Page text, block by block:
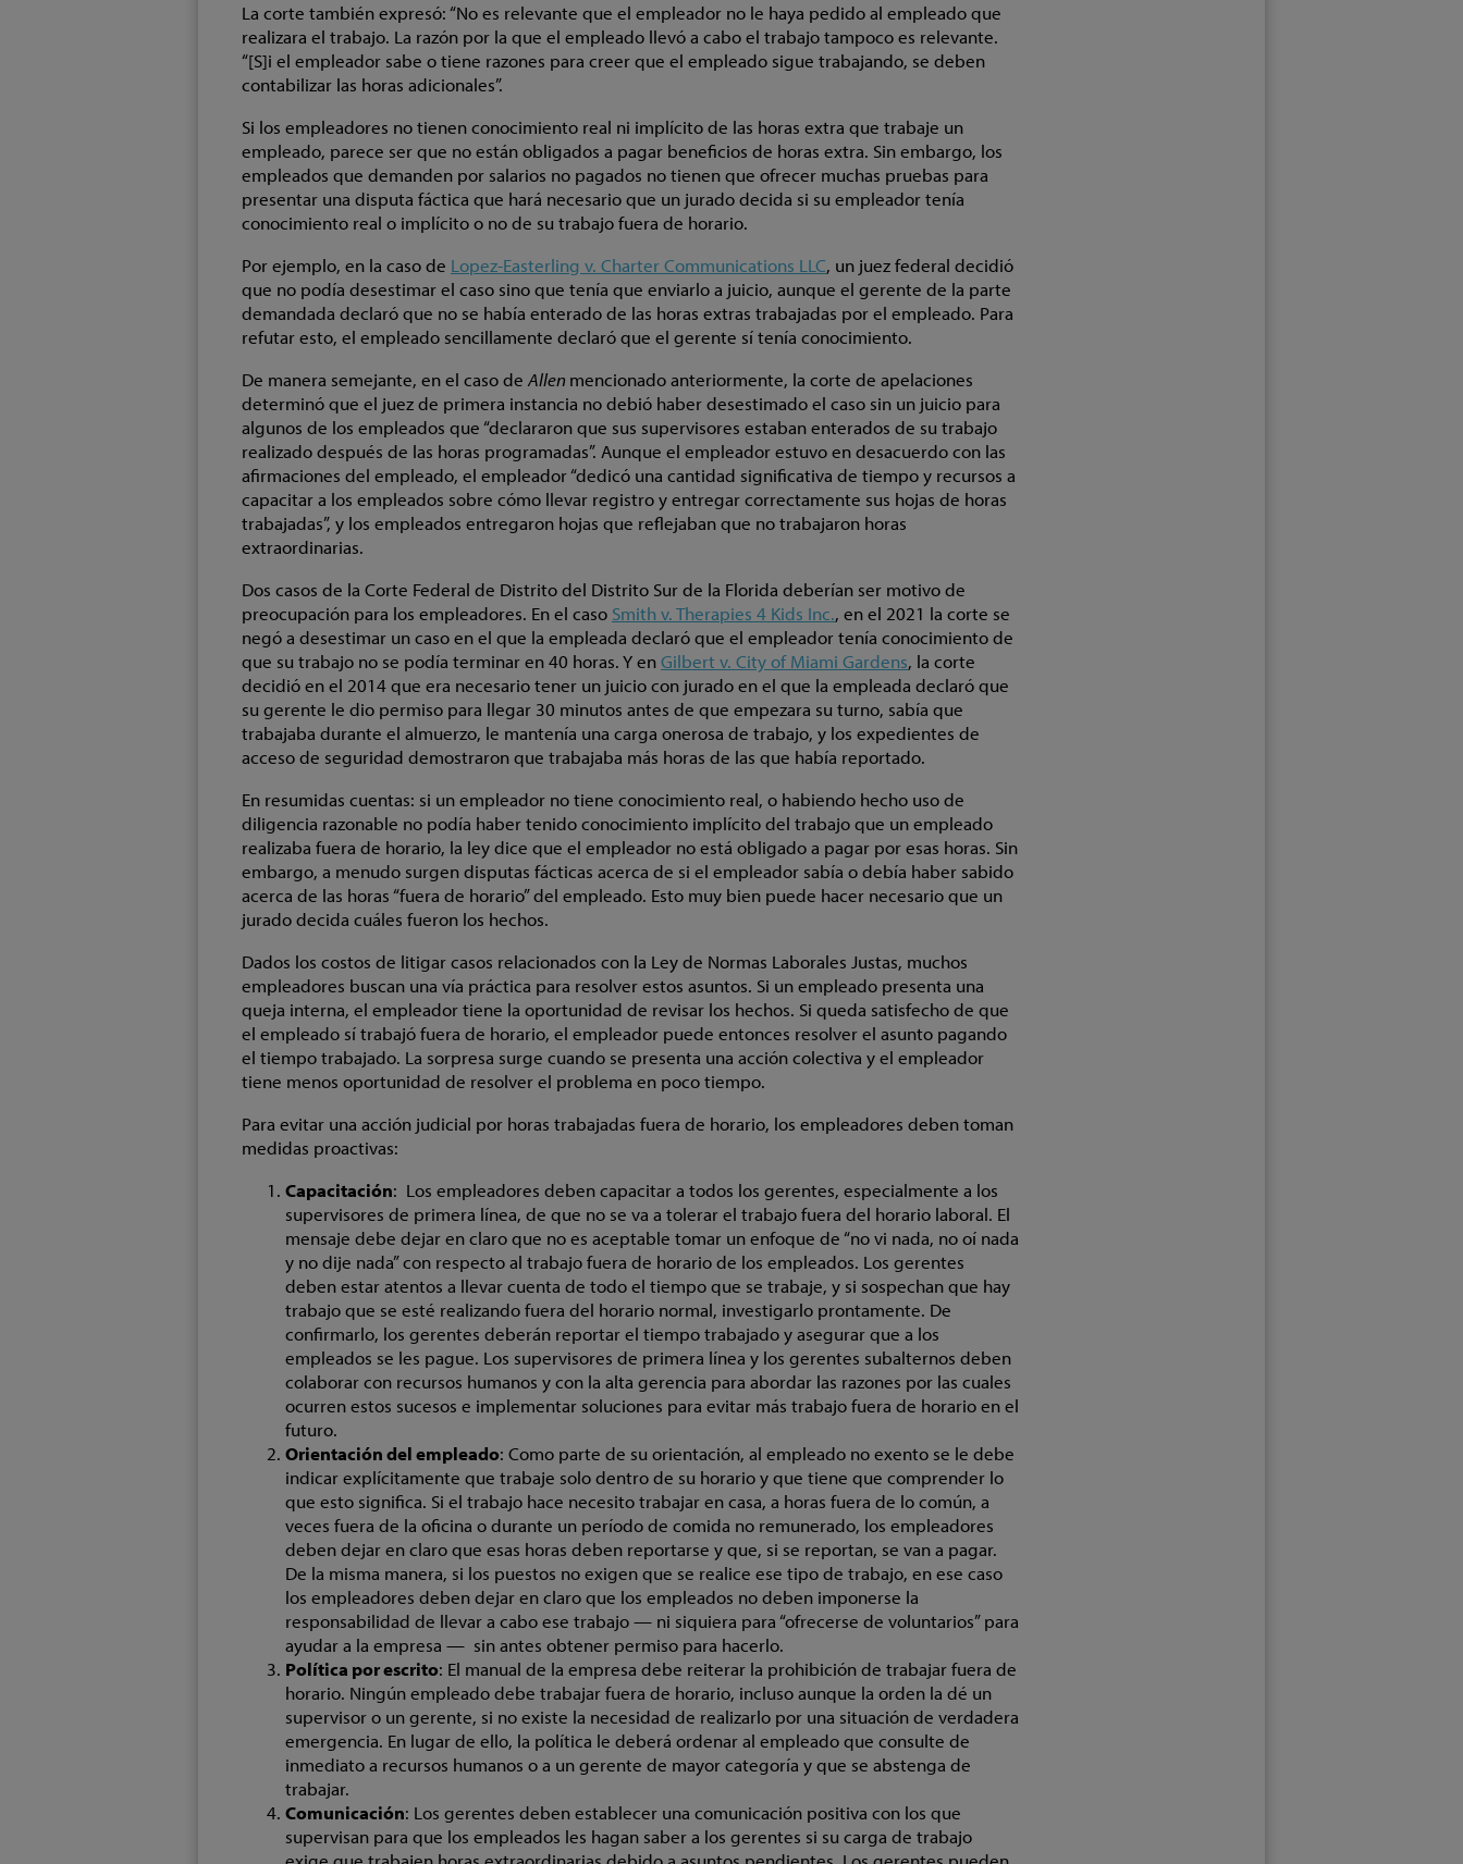
La corte también expresó: “No es relevante que el empleador no le haya pedido al empleado que
realizara el trabajo. La razón por la que el empleado llevó a cabo el trabajo tampoco es relevante.
“[S]i el empleador sabe o tiene razones para creer que el empleado sigue trabajando, se deben
contabilizar las horas adicionales”.
Si los empleadores no tienen conocimiento real ni implícito de las horas extra que trabaje un
empleado, parece ser que no están obligados a pagar beneficios de horas extra. Sin embargo, los
empleados que demanden por salarios no pagados no tienen que ofrecer muchas pruebas para
presentar una disputa fáctica que hará necesario que un jurado decida si su empleador tenía
conocimiento real o implícito o no de su trabajo fuera de horario.
Por ejemplo, en la caso de Lopez-Easterling v. Charter Communications LLC, un juez federal decidió
que no podía desestimar el caso sino que tenía que enviarlo a juicio, aunque el gerente de la parte
demandada declaró que no se había enterado de las horas extras trabajadas por el empleado. Para
refutar esto, el empleado sencillamente declaró que el gerente sí tenía conocimiento.
De manera semejante, en el caso deAllen mencionado anteriormente, la corte de apelaciones
determinó que el juez de primera instancia no debió haber desestimado el caso sin un juicio para
algunos de los empleados que “declararon que sus supervisores estaban enterados de su trabajo
realizado después de las horas programadas”. Aunque el empleador estuvo en desacuerdo con las
afirmaciones del empleado, el empleador “dedicó una cantidad significativa de tiempo y recursos a
capacitar a los empleados sobre cómo llevar registro y entregar correctamente sus hojas de horas
trabajadas”, y los empleados entregaron hojas que reflejaban que no trabajaron horas
extraordinarias.
Dos casos de la Corte Federal de Distrito del Distrito Sur de la Florida deberían ser motivo de
preocupación para los empleadores. En el caso Smith v. Therapies 4 Kids Inc., en el 2021 la corte se
negó a desestimar un caso en el que la empleada declaró que el empleador tenía conocimiento de
que su trabajo no se podía terminar en 40 horas. Y enGilbert v. City of Miami Gardens, la corte
decidió en el 2014 que era necesario tener un juicio con jurado en el que la empleada declaró que
su gerente le dio permiso para llegar 30 minutos antes de que empezara su turno, sabía que
trabajaba durante el almuerzo, le mantenía una carga onerosa de trabajo, y los expedientes de
acceso de seguridad demostraron que trabajaba más horas de las que había reportado.
En resumidas cuentas: si un empleador no tiene conocimiento real, o habiendo hecho uso de
diligencia razonable no podía haber tenido conocimiento implícito del trabajo que un empleado
realizaba fuera de horario, la ley dice que el empleador no está obligado a pagar por esas horas. Sin
embargo, a menudo surgen disputas fácticas acerca de si el empleador sabía o debía haber sabido
acerca de las horas “fuera de horario” del empleado. Esto muy bien puede hacer necesario que un
jurado decida cuáles fueron los hechos.
Dados los costos de litigar casos relacionados con la Ley de Normas Laborales Justas, muchos
empleadores buscan una vía práctica para resolver estos asuntos. Si un empleado presenta una
queja interna, el empleador tiene la oportunidad de revisar los hechos. Si queda satisfecho de que
el empleado sí trabajó fuera de horario, el empleador puede entonces resolver el asunto pagando
el tiempo trabajado. La sorpresa surge cuando se presenta una acción colectiva y el empleador
tiene menos oportunidad de resolver el problema en poco tiempo.
Para evitar una acción judicial por horas trabajadas fuera de horario, los empleadores deben toman
medidas proactivas:
Capacitación: Los empleadores deben capacitar a todos los gerentes, especialmente a los
supervisores de primera línea, de que no se va a tolerar el trabajo fuera del horario laboral. El
mensaje debe dejar en claro que no es aceptable tomar un enfoque de “no vi nada, no oí nada
y no dije nada” con respecto al trabajo fuera de horario de los empleados. Los gerentes
deben estar atentos a llevar cuenta de todo el tiempo que se trabaje, y si sospechan que hay
trabajo que se esté realizando fuera del horario normal, investigarlo prontamente. De
confirmarlo, los gerentes deberán reportar el tiempo trabajado y asegurar que a los
empleados se les pague. Los supervisores de primera línea y los gerentes subalternos deben
colaborar con recursos humanos y con la alta gerencia para abordar las razones por las cuales
ocurren estos sucesos e implementar soluciones para evitar más trabajo fuera de horario en el
futuro.
Orientación del empleado: Como parte de su orientación, al empleado no exento se le debe
indicar explícitamente que trabaje solo dentro de su horario y que tiene que comprender lo
que esto significa. Si el trabajo hace necesito trabajar en casa, a horas fuera de lo común, a
veces fuera de la oficina o durante un período de comida no remunerado, los empleadores
deben dejar en claro que esas horas deben reportarse y que, si se reportan, se van a pagar.
De la misma manera, si los puestos no exigen que se realice ese tipo de trabajo, en ese caso
los empleadores deben dejar en claro que los empleados no deben imponerse la
responsabilidad de llevar a cabo ese trabajo — ni siquiera para “ofrecerse de voluntarios” para
ayudar a la empresa — sin antes obtener permiso para hacerlo.
Política por escrito: El manual de la empresa debe reiterar la prohibición de trabajar fuera de
horario. Ningún empleado debe trabajar fuera de horario, incluso aunque la orden la dé un
supervisor o un gerente, si no existe la necesidad de realizarlo por una situación de verdadera
emergencia. En lugar de ello, la política le deberá ordenar al empleado que consulte de
inmediato a recursos humanos o a un gerente de mayor categoría y que se abstenga de
trabajar.
Comunicación: Los gerentes deben establecer una comunicación positiva con los que
supervisan para que los empleados les hagan saber a los gerentes si su carga de trabajo